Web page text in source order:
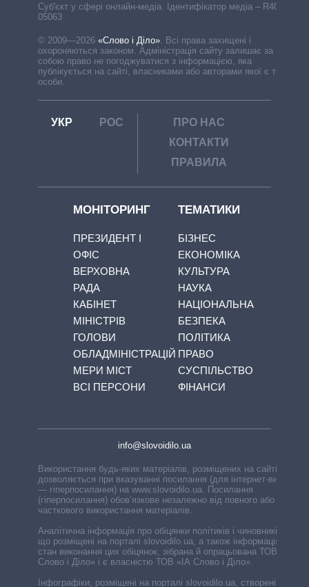
Cуб'єкт у сфері онлайн-медіа. Ідентифікатор медіа – R40-
05063
© 2009—2026 «Слово і Діло» Всі права захищені і
охороняються законом. Адміністрація сайту залишає за
собою право не погоджуватися з інформацією, яка
публікується на сайті, власниками або авторами якої є треті
особи.
УКР РОС
ПРО НАС
КОНТАКТИ
ПРАВИЛА
МОНІТОРИНГ
ПРЕЗИДЕНТ І
ОФІС
ВЕРХОВНА
РАДА
КАБІНЕТ
МІНІСТРІВ
ГОЛОВИ
ОБЛАДМІНІСТРАЦІЙ
МЕРИ МІСТ
ВСІ ПЕРСОНИ
ТЕМАТИКИ
БІЗНЕС
ЕКОНОМІКА
КУЛЬТУРА
НАУКА
НАЦІОНАЛЬНА
БЕЗПЕКА
ПОЛІТИКА
ПРАВО
СУСПІЛЬСТВО
ФІНАНСИ
info@slovoidilo.ua
Використання будь-яких матеріалів, розміщених на сайті,
дозволяється при вказуванні посилання (для інтернет-видань
— гіперпосилання) на www.slovoidilo.ua. Посилання
(гіперпосилання) обов’язкове незалежно від повного або
часткового використання матеріалів.
Аналітична інформація про обіцянки політиків і чиновників,
що розміщені на порталі slovoidilo.ua, а також інформація про
стан виконання цих обіцянок, зібрана й опрацьована ТОВ «ІА
Слово і Діло» і є власністю ТОВ «ІА Слово і Діло».
Інфографіки, розміщені на порталі slovoidilo.ua, створені ГО